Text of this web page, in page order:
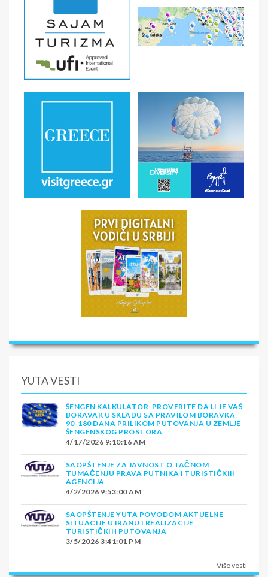
YUTA VESTI
ŠENGEN KALKULATOR-PROVERITE DA LI JE VAŠ
BORAVAK U SKLADU SA PRAVILOM BORAVKA
90-180 DANA PRILIKOM PUTOVANJA U ZEMLJE
ŠENGENSKOG PROSTORA
4/17/2026 9:10:16 AM
SAOPŠTENJE ZA JAVNOST O TAČNOM
TUMAČENJU PRAVA PUTNIKA I TURISTIČKIH
AGENCIJA
4/2/2026 9:53:00 AM
SAOPŠTENJE YUTA POVODOM AKTUELNE
SITUACIJE U IRANU I REALIZACIJE
TURISTIČKIH PUTOVANJA
3/5/2026 3:41:01 PM
Više vesti